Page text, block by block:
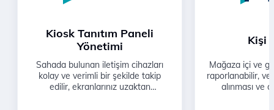
Kiosk Tanıtım Paneli
Yönetimi
Sahada bulunan iletişim cihazları
kolay ve verimli bir şekilde takip
edilir, ekranlarınız uzaktan
Kişi
Mağaza içi ve
raporlanabilir,
alınması ve